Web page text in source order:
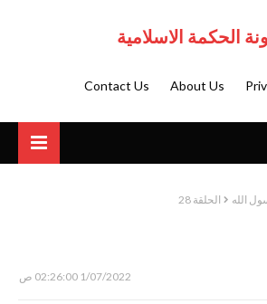
الحكمة الاسلامية
About Us
Contact Us
الله الحلقة 28
1/07/2022 02:26:00 ص